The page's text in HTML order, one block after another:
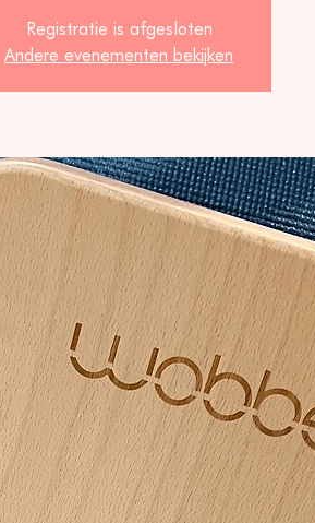
Registratie is afgesloten
Andere evenementen bekijken